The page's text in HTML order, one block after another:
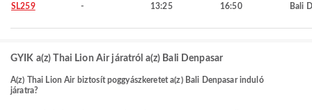
SL259 - 13:25 16:50 Bali
GYIK a(z) Thai Lion Air járatról a(z) Bali Denpasar
A(z) Thai Lion Air biztosít poggyászkeretet a(z) Bali Denpasar induló
járatra?